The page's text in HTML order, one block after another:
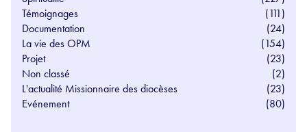
Témoignages
(111)
Documentation
(24)
La vie des OPM
(154)
Projet
(23)
Non classé
(2)
L'actualité Missionnaire des diocèses
(23)
Evénement
(80)